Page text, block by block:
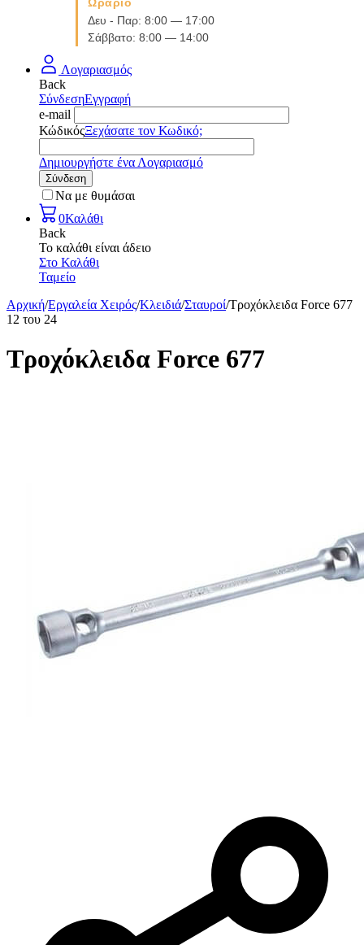
Δευ - Παρ: 8:00 — 17:00
Σάββατο: 8:00 — 14:00
Λογαριασμός
Back
ΣύνδεσηΕγγραφή
e-mail
ΚώδικόςΞεχάσατε τον Κωδικό;
Δημιουργήστε ένα Λογαριασμό
Σύνδεση
Να με θυμάσαι
0Καλάθι
Back
Το καλάθι είναι άδειο
Στο Καλάθι
Ταμείο
Αρχική/Εργαλεία Χειρός/Κλειδιά/Σταυροί/Τροχόκλειδα Force 677
12 του 24
Τροχόκλειδα Force 677